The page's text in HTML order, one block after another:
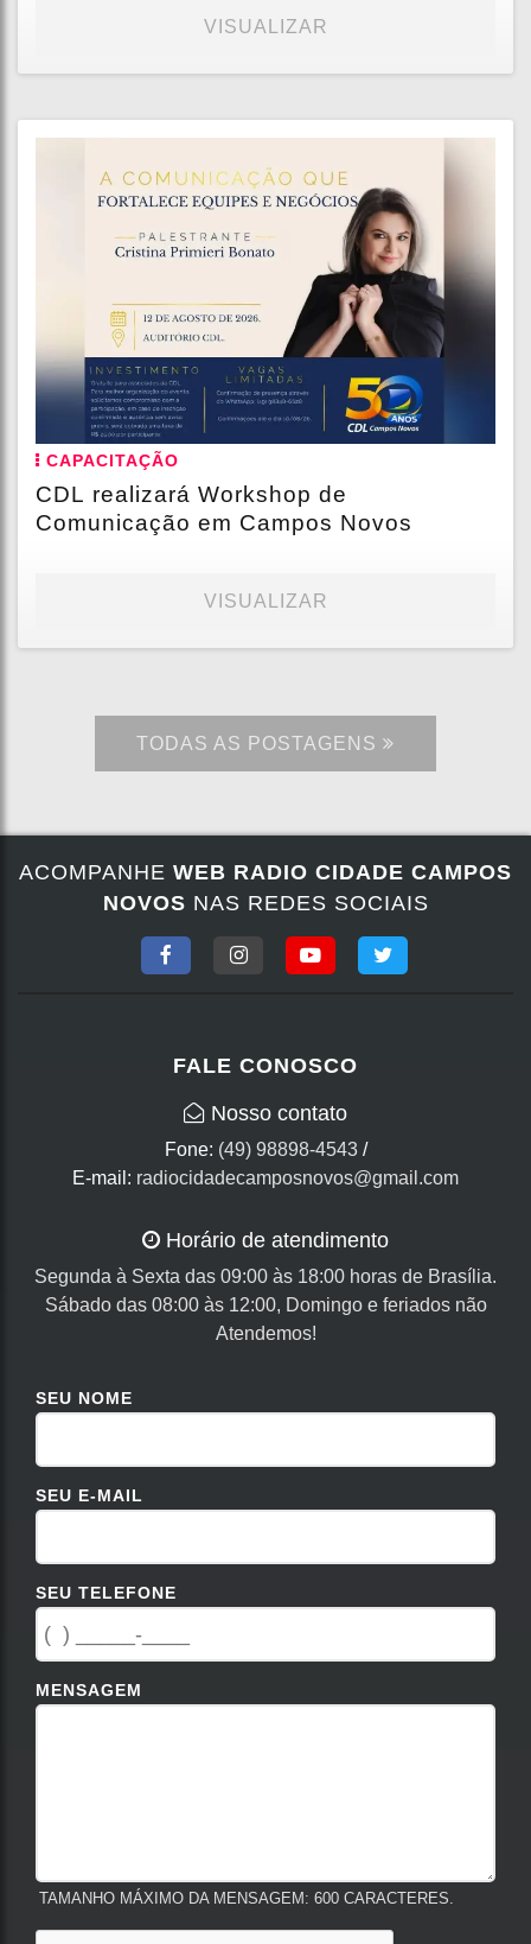
VISUALIZAR
CAPACITAÇÃO
CDL realizará Workshop de
Comunicação em Campos Novos
VISUALIZAR
TODAS AS POSTAGENS
ACOMPANHE WEB RADIO CIDADE CAMPOS
NOVOS NAS REDES SOCIAIS
FALE CONOSCO
Nosso contato
Fone: (49) 98898-4543/
E-mail: radiocidadecamposnovos@gmail.com
Horário de atendimento
Segunda à Sexta das 09:00 às 18:00 horas de Brasília.
Sábado das 08:00 às 12:00, Domingo e feriados não
Atendemos!
SEU NOME
SEU E-MAIL
SEU TELEFONE
MENSAGEM
TAMANHO MÁXIMO DA MENSAGEM: 600 CARACTERES.